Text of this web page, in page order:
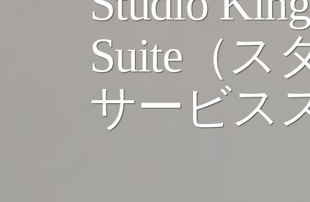
ザ・ホテル
客室＆スイート
ダイニング
Suite（ス
サービス